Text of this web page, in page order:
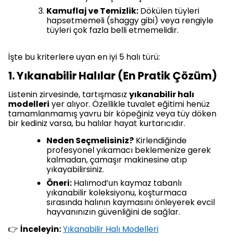
Kamuflaj ve Temizlik: Dökülen tüyleri
hapsetmemeli (shaggy gibi) veya rengiyle
tüyleri çok fazla belli etmemelidir.
İşte bu kriterlere uyan en iyi 5 halı türü:
1. Yıkanabilir Halılar (En Pratik Çözüm)
Listenin zirvesinde, tartışmasız yıkanabilir halı
modelleri yer alıyor. Özellikle tuvalet eğitimi henüz
tamamlanmamış yavru bir köpeğiniz veya tüy döken
bir kediniz varsa, bu halılar hayat kurtarıcıdır.
Neden Seçmelisiniz? Kirlendiğinde
profesyonel yıkamacı beklemenize gerek
kalmadan, çamaşır makinesine atıp
yıkayabilirsiniz.
Öneri: Halımod’un kaymaz tabanlı
yıkanabilir koleksiyonu, koşturmaca
sırasında halının kaymasını önleyerek evcil
hayvanınızın güvenliğini de sağlar.
👉 İnceleyin:Yıkanabilir Halı Modelleri